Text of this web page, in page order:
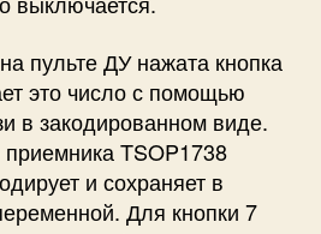
пульте ДУ нажата кнопка
это число с помощью
в закодированном виде.
TSOP1738
и сохраняет в
Для кнопки 7